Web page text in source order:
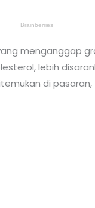
menganggap
lebih
di